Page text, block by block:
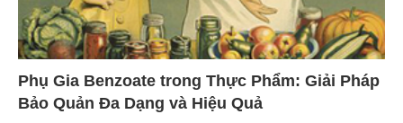
Phụ Gia Benzoate trong Thực Phẩm: Giải Pháp
Bảo Quản Đa Dạng và Hiệu Quả